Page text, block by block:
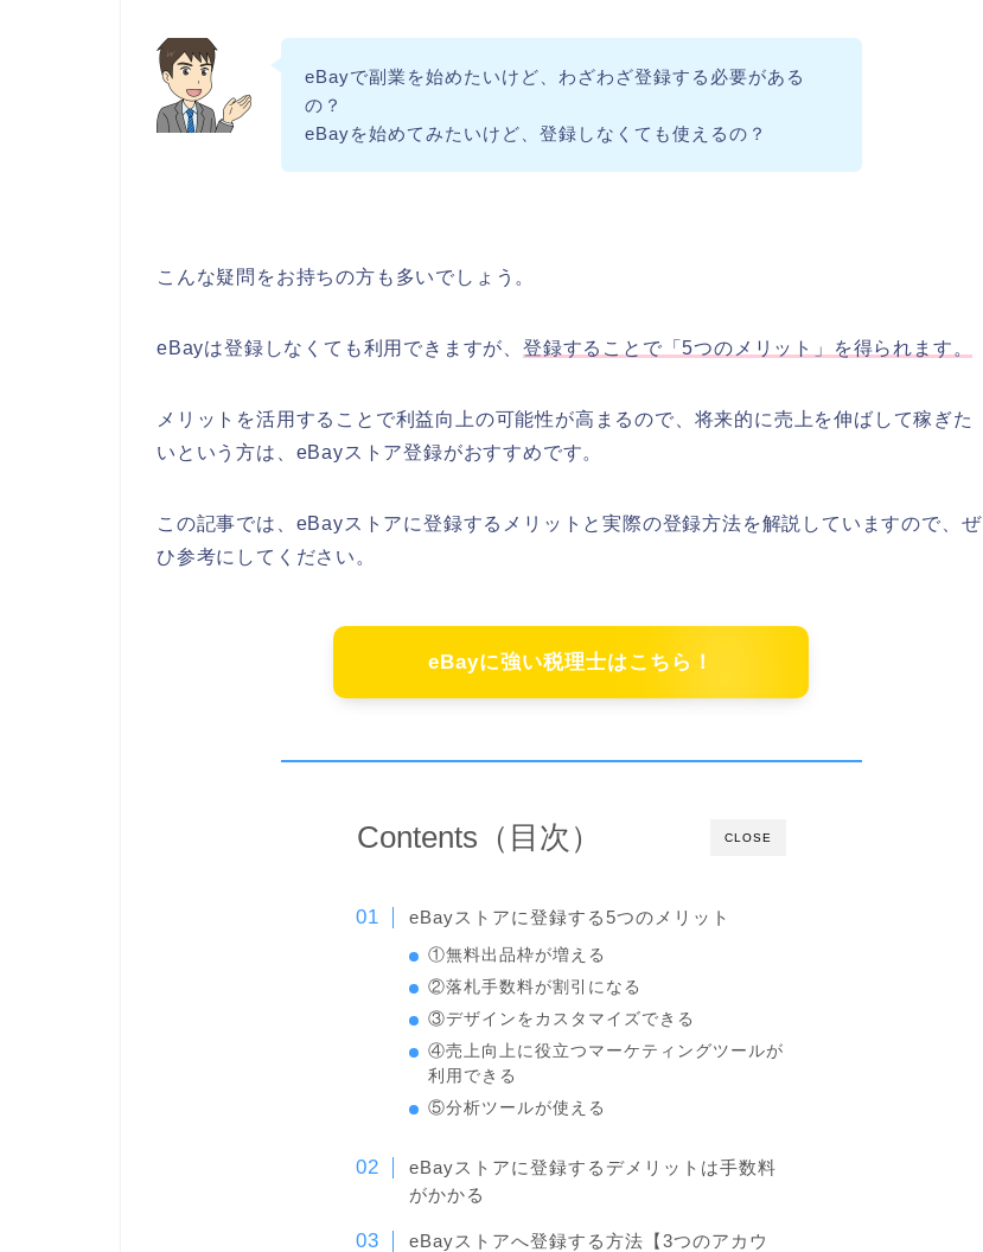
eBayで副業を始めたいけど、わざわざ登録する必要がある
の？
eBayを始めてみたいけど、登録しなくても使えるの？
こんな疑問をお持ちの方も多いでしょう。
eBayは登録しなくても利用できますが、 登録することで「5つのメリット」を得られます。
メリットを活用することで利益向上の可能性が高まるので、将来的に売上を伸ばして稼ぎた
いという方は、eBayストア登録がおすすめです。
この記事では、eBayストアに登録するメリットと実際の登録方法を解説していますので、ぜ
ひ参考にしてください。
eBayに強い税理士はこちら！
CLOSE
Contents（目次）
eBayストアに登録する5つのメリット
①無料出品枠が増える
②落札手数料が割引になる
③デザインをカスタマイズできる
④売上向上に役立つマーケティングツールが
利用できる
⑤分析ツールが使える
eBayストアに登録するデメリットは手数料
がかかる
eBayストアへ登録する方法【3つのアカウ